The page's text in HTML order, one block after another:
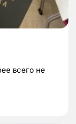
всего не